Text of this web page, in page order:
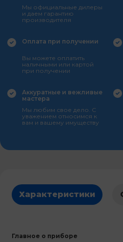
Мы официальные дилеры
и даем гарантию
производителя
Оплата при получении
Вы можете оплатить
наличными или картой
при получении
Аккуратные и вежливые
мастера
Мы любим свое дело. С
уважением относимся к
вам и вашему имуществу
Характеристики
Главное о приборе